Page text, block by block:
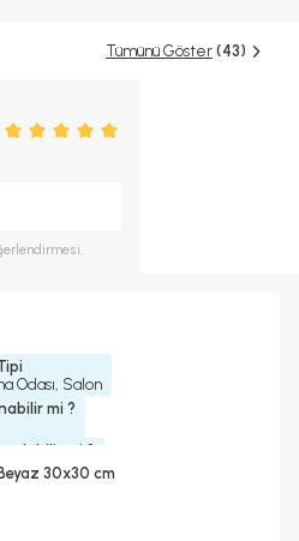
Tümünü Göster (43)
Odası, Salon
mi ?
mi ?
30x30 cm